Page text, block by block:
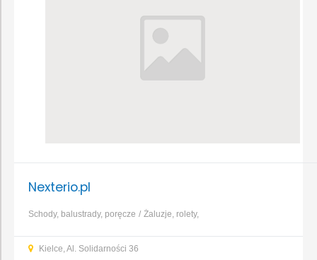
Nexterio.pl
Schody, balustrady, poręcze
Żaluzje, rolety,
ogrodowe
Elektronarzędzia
Kielce, Al. Solidarności 36